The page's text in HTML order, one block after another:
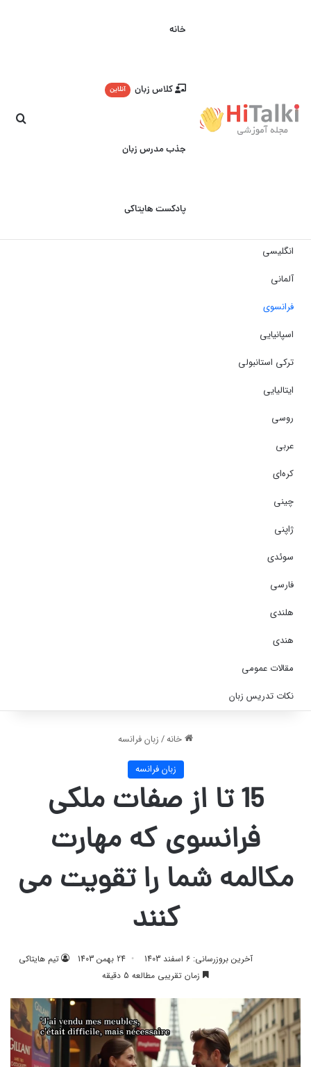
خانه
کلاس زبان آنلاین
جذب مدرس زبان
پادکست هایتاکی
انگلیسی
آلمانی
فرانسوی
اسپانیایی
ترکی استانبولی
ایتالیایی
روسی
عربی
کره‌ای
چینی
ژاپنی
سوئدی
فارسی
هلندی
هندی
مقالات عمومی
نکات تدریس زبان
خانه/زبان فرانسه
زبان فرانسه
15 تا از صفات ملکی
فرانسوی که مهارت
مکالمه شما را تقویت می
کنند
تیم هایتاکی 24 بهمن 1403
آخرین بروزرسانی: 6 اسفند 1403
زمان تقریبی مطالعه 5 دقیقه